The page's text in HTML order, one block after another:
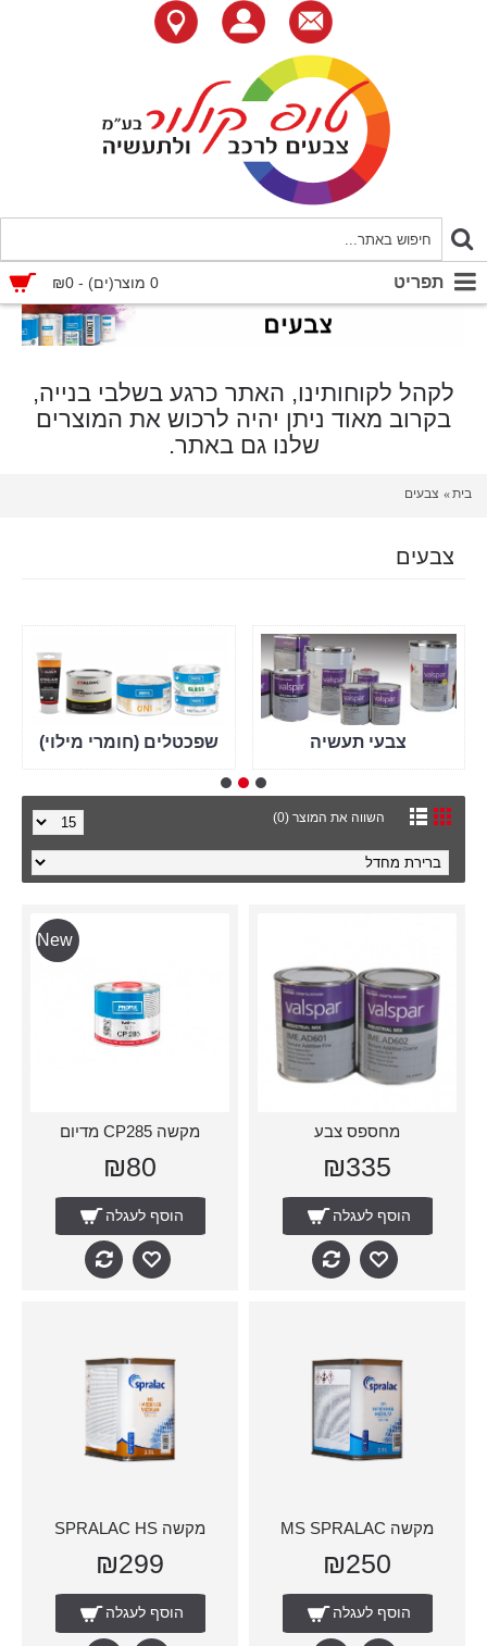
0 מוצר(ים) - ₪0 תפריט
לקהל לקוחותינו, האתר כרגע בשלבי בנייה,
בקרוב מאוד ניתן יהיה לרכוש את המוצרים
שלנו גם באתר.
בית צבעים
צבעים
צבעי תעשיה שפכטלים (חומרי מילוי)
השווה את המוצר (0)
מחספס צבע
₪335
הוסף לעגלה
New
מקשה CP285 מדיום
₪80
הוסף לעגלה
מקשה MS SPRALAC
₪250
הוסף לעגלה
מקשה SPRALAC HS
₪299
הוסף לעגלה